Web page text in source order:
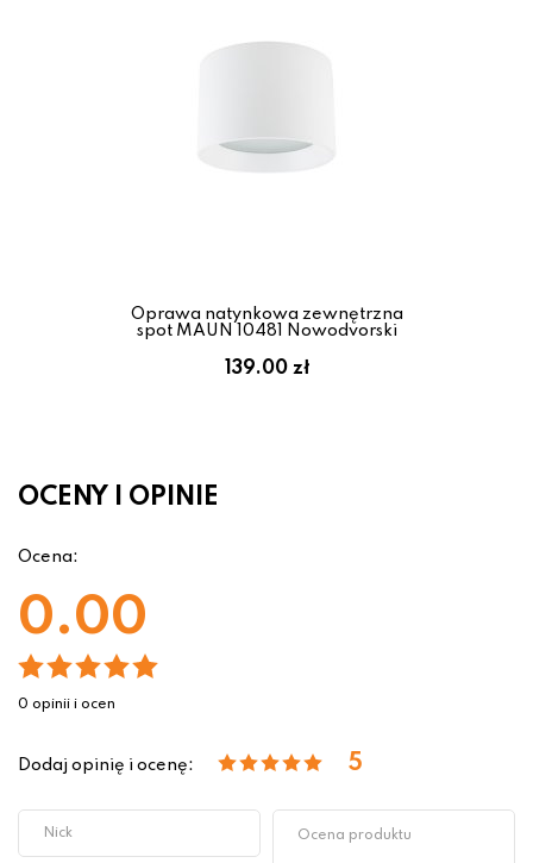
Oprawa natynkowa zewnętrzna
spot MAUN 10481 Nowodvorski
139.00 zł
OCENY I OPINIE
Ocena:
0.00
0 opinii i ocen
Dodaj opinię i ocenę: 5